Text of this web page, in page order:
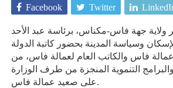
Facebook Twitter
2018 اجتماع عمل بمقر ولاية جهة فاس-مكناس، برئاسة عبد الأحد
وسياسة المدينة بحضور كاتبة الدولة
فاس والكاتب العام لعمالة فاس، من
التنموية المنجزة من طرف الوزارة
على صعيد عمالة فاس.